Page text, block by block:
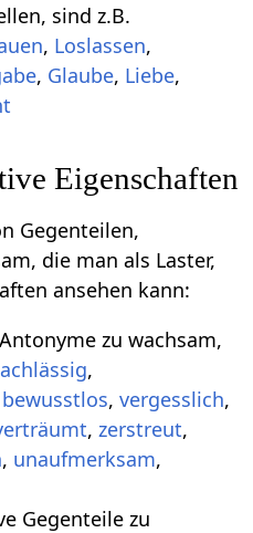
sind z.B.
, Loslassen,
, Glaube, Liebe,
Eigenschaften
Gegenteilen,
die man als Laster,
ansehen kann:
zu wachsam,
,
bewusstlos, vergesslich,
, zerstreut,
, unaufmerksam,
Gegenteile zu